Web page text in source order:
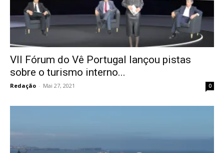
VII Fórum do Vê Portugal lançou pistas
sobre o turismo interno...
Redação - Mai 27, 2021 0